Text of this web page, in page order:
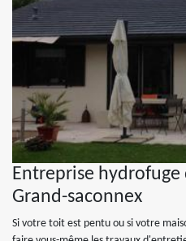
Entreprise hydrofuge
Grand-saconnex
Si votre toit est pentu ou si votre